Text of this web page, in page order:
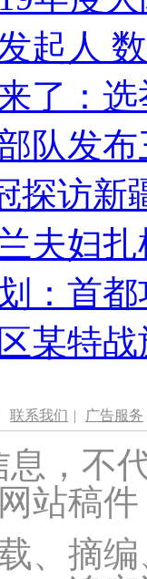
起人
了：
队发
探访新
夫妇
：首
某特
联系我们 | 广告服务
，不
站稿
、摘